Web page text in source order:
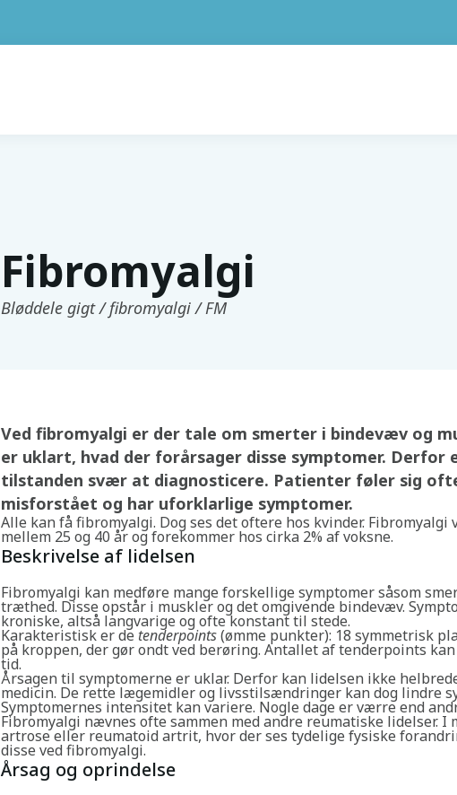
Fibromyalgi
Bløddele gigt / fibromyalgi / FM
Ved fibromyalgi er der tale om smerter i bindevæv og
er uklart, hvad der forårsager disse symptomer. Derfor
tilstanden svær at diagnosticere. Patienter føler sig
misforstået og har uforklarlige symptomer.
Alle kan få fibromyalgi. Dog ses det oftere hos kvinder. Fibromyalgi
mellem 25 og 40 år og forekommer hos cirka 2% af voksne.
Beskrivelse af lidelsen
Fibromyalgi kan medføre mange forskellige symptomer såsom
træthed. Disse opstår i muskler og det omgivende bindevæv.
kroniske, altså langvarige og ofte konstant til stede.
Karakteristisk er de tenderpoints(ømme punkter): 18 symmetrisk
på kroppen, der gør ondt ved berøring. Antallet af tenderpoints
tid.
Årsagen til symptomerne er uklar. Derfor kan lidelsen ikke
medicin. De rette lægemidler og livsstilsændringer kan dog lindre
Symptomernes intensitet kan variere. Nogle dage er værre end
Fibromyalgi nævnes ofte sammen med andre reumatiske lidelser.
artrose eller reumatoid artrit, hvor der ses tydelige fysiske
disse ved fibromyalgi.
Årsag og oprindelse